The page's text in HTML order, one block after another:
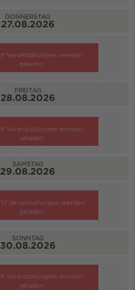
DONNERSTAG
27.08.2026
9 Veranstaltungen werden
geladen
FREITAG
28.08.2026
8 Veranstaltungen werden
geladen
SAMSTAG
29.08.2026
12 Veranstaltungen werden
geladen
SONNTAG
30.08.2026
6 Veranstaltungen werden
geladen